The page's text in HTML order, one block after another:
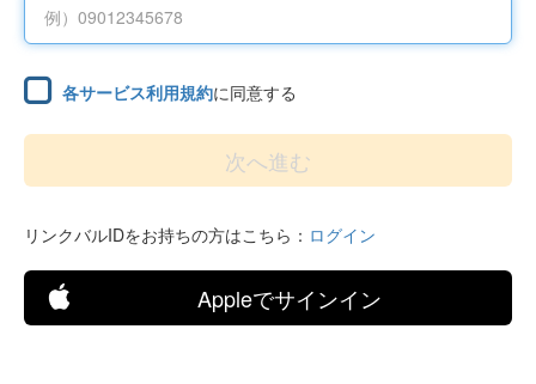
各サービス利用規約に同意する
リンクバルIDをお持ちの方はこちら： ログイン
Appleでサインイン